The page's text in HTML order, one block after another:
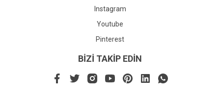
Instagram
Youtube
Pinterest
BİZİ TAKİP EDİN